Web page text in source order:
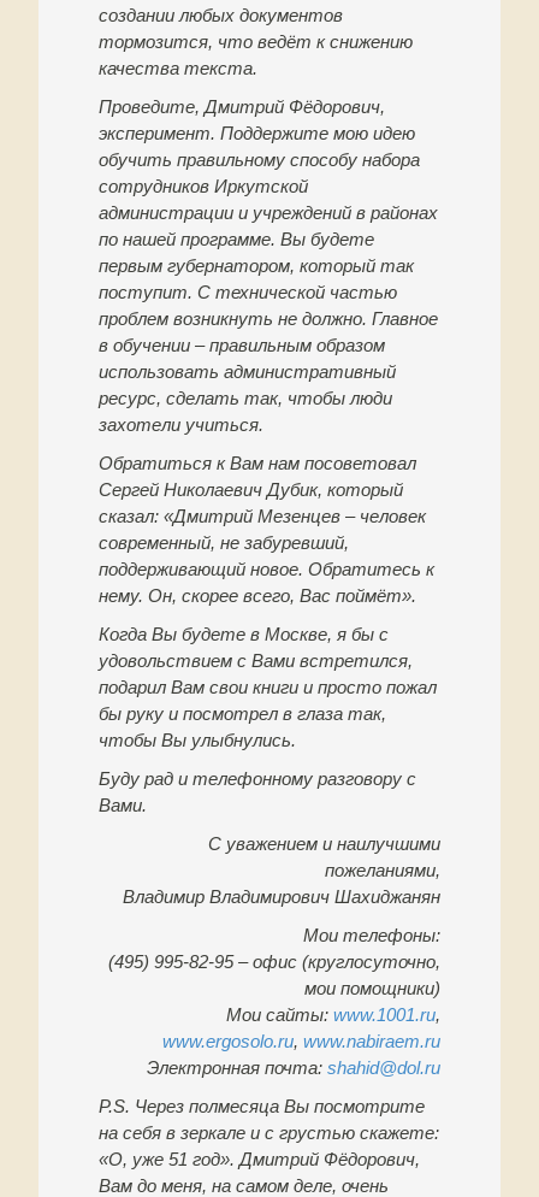
создании любых документов
тормозится, что ведёт к снижению
качества текста.
Проведите, Дмитрий Фёдорович,
эксперимент. Поддержите мою идею
обучить правильному способу набора
сотрудников Иркутской
администрации и учреждений в районах
по нашей программе. Вы будете
первым губернатором, который так
поступит. C технической частью
проблем возникнуть не должно. Главное
в обучении – правильным образом
использовать административный
ресурс, сделать так, чтобы люди
захотели учиться.
Обратиться к Вам нам посоветовал
Сергей Николаевич Дубик, который
сказал: «Дмитрий Мезенцев – человек
современный, не забуревший,
поддерживающий новое. Обратитесь к
нему. Он, скорее всего, Вас поймёт».
Когда Вы будете в Москве, я бы с
удовольствием с Вами встретился,
подарил Вам свои книги и просто пожал
бы руку и посмотрел в глаза так,
чтобы Вы улыбнулись.
Буду рад и телефонному разговору с
Вами.
С уважением и наилучшими
пожеланиями,
Владимир Владимирович Шахиджанян
Мои телефоны:
(495) 995-82-95 – офис (круглосуточно,
мои помощники)
Мои сайты: www.1001.ru,
www.ergosolo.ru, www.nabiraem.ru
Электронная почта: shahid@dol.ru
P.S. Через полмесяца Вы посмотрите
на себя в зеркале и с грустью скажете:
«О, уже 51 год». Дмитрий Фёдорович,
Вам до меня, на самом деле, очень